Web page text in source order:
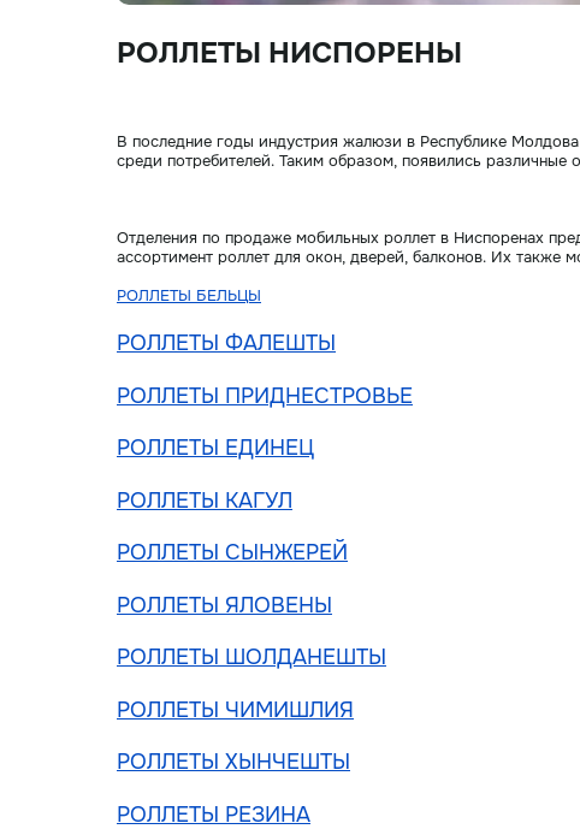
РОЛЛЕТЫ НИСПОРЕНЫ
В последние годы индустрия жалюзи в Республике
среди потребителей. Таким образом, появились
Отделения по продаже мобильных роллет в Ниспоренах
ассортимент роллет для окон, дверей, балконов. Их
РОЛЛЕТЫ БЕЛЬЦЫ
РОЛЛЕТЫ ФАЛЕШТЫ
РОЛЛЕТЫ ПРИДНЕСТРОВЬЕ
РОЛЛЕТЫ ЕДИНЕЦ
РОЛЛЕТЫ КАГУЛ
РОЛЛЕТЫ СЫНЖЕРЕЙ
РОЛЛЕТЫ ЯЛОВЕНЫ
РОЛЛЕТЫ ШОЛДАНЕШТЫ
РОЛЛЕТЫ ЧИМИШЛИЯ
РОЛЛЕТЫ ХЫНЧЕШТЫ
РОЛЛЕТЫ РЕЗИНА